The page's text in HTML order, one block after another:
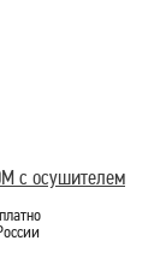
с осушителем